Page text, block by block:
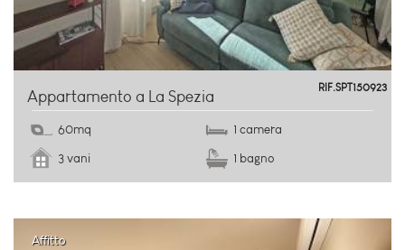
Appartamento a La Spezia RIF.SPT150923
centro storico
60mq
1 camera
3 vani
1 bagno
Affitto